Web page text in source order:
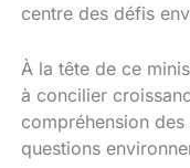
centre des défis
À la tête de ce
à concilier
compréhension
questions